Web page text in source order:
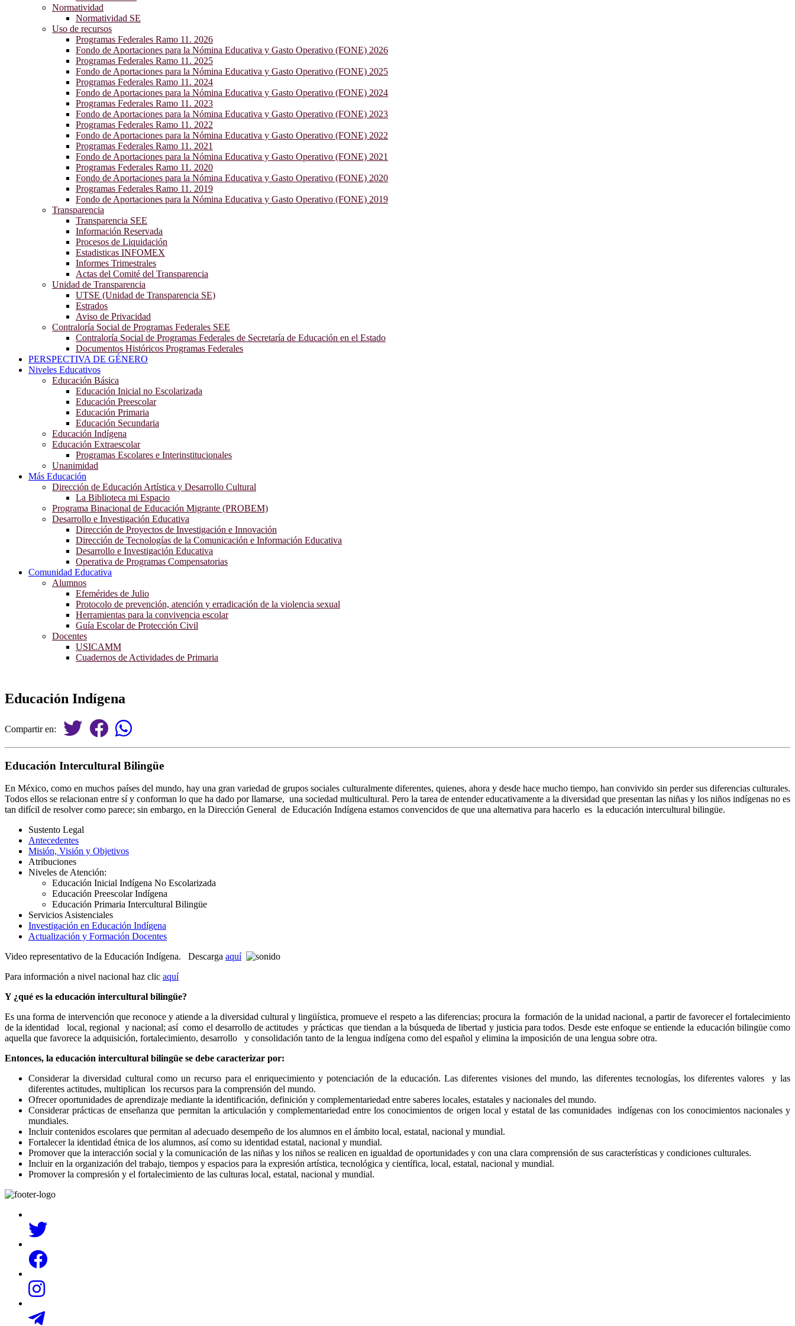
Normatividad
Normatividad SE
Uso de recursos
Programas Federales Ramo 11. 2026
Fondo de Aportaciones para la Nómina Educativa y Gasto Operativo (FONE) 2026
Programas Federales Ramo 11. 2025
Fondo de Aportaciones para la Nómina Educativa y Gasto Operativo (FONE) 2025
Programas Federales Ramo 11. 2024
Fondo de Aportaciones para la Nómina Educativa y Gasto Operativo (FONE) 2024
Programas Federales Ramo 11. 2023
Fondo de Aportaciones para la Nómina Educativa y Gasto Operativo (FONE) 2023
Programas Federales Ramo 11. 2022
Fondo de Aportaciones para la Nómina Educativa y Gasto Operativo (FONE) 2022
Programas Federales Ramo 11. 2021
Fondo de Aportaciones para la Nómina Educativa y Gasto Operativo (FONE) 2021
Programas Federales Ramo 11. 2020
Fondo de Aportaciones para la Nómina Educativa y Gasto Operativo (FONE) 2020
Programas Federales Ramo 11. 2019
Fondo de Aportaciones para la Nómina Educativa y Gasto Operativo (FONE) 2019
Transparencia
Transparencia SEE
Información Reservada
Procesos de Liquidación
Estadisticas INFOMEX
Informes Trimestrales
Actas del Comité del Transparencia
Unidad de Transparencia
UTSE (Unidad de Transparencia SE)
Estrados
Aviso de Privacidad
Contraloría Social de Programas Federales SEE
Contraloría Social de Programas Federales de Secretaría de Educación en el Estado
Documentos Históricos Programas Federales
PERSPECTIVA DE GÉNERO
Niveles Educativos
Educación Básica
Educación Inicial no Escolarizada
Educación Preescolar
Educación Primaria
Educación Secundaria
Educación Indígena
Educación Extraescolar
Programas Escolares e Interinstitucionales
Unanimidad
Más Educación
Dirección de Educación Artística y Desarrollo Cultural
La Biblioteca mi Espacio
Programa Binacional de Educación Migrante (PROBEM)
Desarrollo e Investigación Educativa
Dirección de Proyectos de Investigación e Innovación
Dirección de Tecnologías de la Comunicación e Información Educativa
Desarrollo e Investigación Educativa
Operativa de Programas Compensatorias
Comunidad Educativa
Alumnos
Efemérides de Julio
Protocolo de prevención, atención y erradicación de la violencia sexual
Herramientas para la convivencia escolar
Guía Escolar de Protección Civil
Docentes
USICAMM
Cuadernos de Actividades de Primaria
Educación Indígena
Compartir en:
Educación Intercultural Bilingüe
En México, como en muchos países del mundo, hay una gran variedad de grupos sociales culturalmente diferentes, quienes, ahora y desde hace mucho tiempo, han convivido sin perder sus diferencias culturales.
Todos ellos se relacionan entre sí y conforman lo que ha dado por llamarse, una sociedad multicultural. Pero la tarea de entender educativamente a la diversidad que presentan las niñas y los niños indígenas no es
tan difícil de resolver como parece; sin embargo, en la Dirección General de Educación Indígena estamos convencidos de que una alternativa para hacerlo es la educación intercultural bilingüe.
Sustento Legal
Antecedentes
Misión, Visión y Objetivos
Atribuciones
Niveles de Atención:
Educación Inicial Indígena No Escolarizada
Educación Preescolar Indígena
Educación Primaria Intercultural Bilingüe
Servicios Asistenciales
Investigación en Educación Indígena
Actualización y Formación Docentes
Video representativo de la Educación Indígena. Descarga aquí
Para información a nivel nacional haz clic aquí
Y ¿qué es la educación intercultural bilingüe?
Es una forma de intervención que reconoce y atiende a la diversidad cultural y lingüística, promueve el respeto a las diferencias; procura la formación de la unidad nacional, a partir de favorecer el fortalecimiento
de la identidad local, regional y nacional; así como el desarrollo de actitudes y prácticas que tiendan a la búsqueda de libertad y justicia para todos. Desde este enfoque se entiende la educación bilingüe como
aquella que favorece la adquisición, fortalecimiento, desarrollo y consolidación tanto de la lengua indígena como del español y elimina la imposición de una lengua sobre otra.
Entonces, la educación intercultural bilingüe se debe caracterizar por:
Considerar la diversidad cultural como un recurso para el enriquecimiento y potenciación de la educación. Las diferentes visiones del mundo, las diferentes tecnologías, los diferentes valores y las
diferentes actitudes, multiplican los recursos para la comprensión del mundo.
Ofrecer oportunidades de aprendizaje mediante la identificación, definición y complementariedad entre saberes locales, estatales y nacionales del mundo.
Considerar prácticas de enseñanza que permitan la articulación y complementariedad entre los conocimientos de origen local y estatal de las comunidades indígenas con los conocimientos nacionales y
mundiales.
Incluir contenidos escolares que permitan al adecuado desempeño de los alumnos en el ámbito local, estatal, nacional y mundial.
Fortalecer la identidad étnica de los alumnos, así como su identidad estatal, nacional y mundial.
Promover que la interacción social y la comunicación de las niñas y los niños se realicen en igualdad de oportunidades y con una clara comprensión de sus características y condiciones culturales.
Incluir en la organización del trabajo, tiempos y espacios para la expresión artística, tecnológica y científica, local, estatal, nacional y mundial.
Promover la compresión y el fortalecimiento de las culturas local, estatal, nacional y mundial.